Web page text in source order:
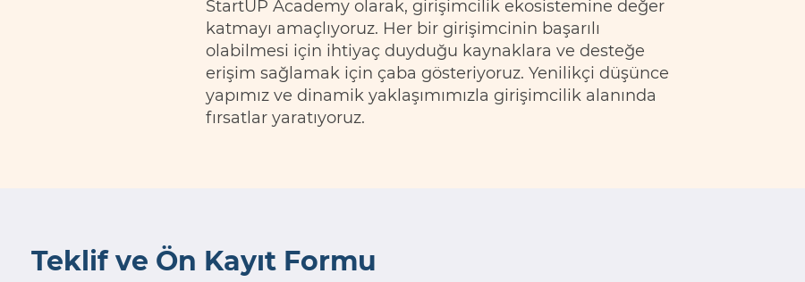
StartUP Academy olarak, girişimcilik ekosistemine değer
katmayı amaçlıyoruz. Her bir girişimcinin başarılı
olabilmesi için ihtiyaç duyduğu kaynaklara ve desteğe
erişim sağlamak için çaba gösteriyoruz. Yenilikçi düşünce
yapımız ve dinamik yaklaşımımızla girişimcilik alanında
fırsatlar yaratıyoruz.
Teklif ve Ön Kayıt Formu